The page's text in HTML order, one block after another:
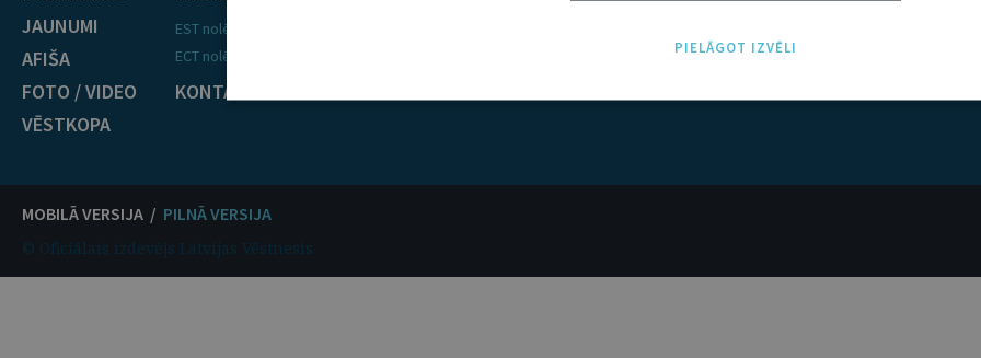
JAUNUMI
AFIŠA
FOTO / VIDEO
VĒSTKOPA
EST nolēmumi
ECT nolēmumi
KONTAKTI
MOBILĀ VERSIJA / PILNĀ VERSIJA
© Oficiālais izdevējs Latvijas Vēstnesis
PIELĀGOT IZVĒLI